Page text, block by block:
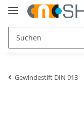
Gewindestift DIN 913